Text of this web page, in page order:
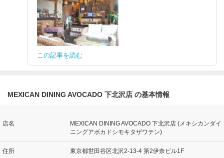
この記事を読む
MEXICAN DINING AVOCADO 下北沢店 の基本情報
店名
MEXICAN DINING AVOCADO 下北沢店 (メキシカンダイ
ニングアボカドシモキタザワテン)
住所 東京都世田谷区北沢2-13-4 第2伊奈ビル1F